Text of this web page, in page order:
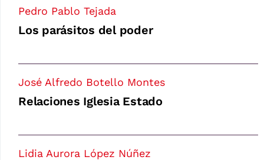
Pedro Pablo Tejada
Los parásitos del poder
José Alfredo Botello Montes
Relaciones Iglesia Estado
Lidia Aurora López Núñez